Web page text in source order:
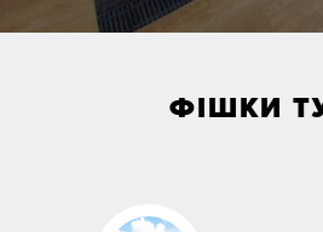
Без нічних переїздів
ФІШКИ